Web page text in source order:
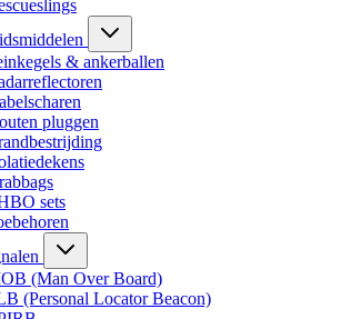
& ankerballen
pluggen
sets
(Man Over Board)
(Personal Locator Beacon)